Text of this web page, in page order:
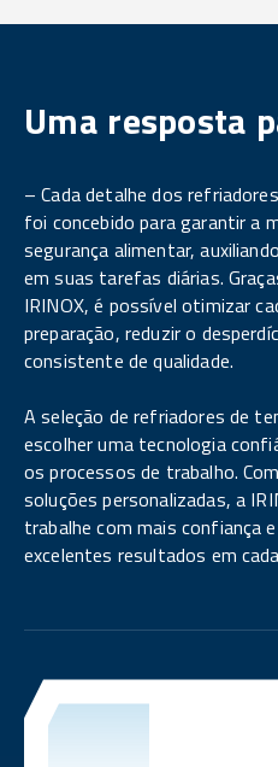
Uma resposta
– Cada detalhe dos
foi concebido para garantir a
segurança alimentar,
em suas tarefas diárias.
IRINOX, é possível otimizar
preparação, reduzir o
consistente de qualidade.
A seleção de refriadores de
escolher uma tecnologia
os processos de trabalho.
soluções personalizadas, a
trabalhe com mais confiança
excelentes resultados em